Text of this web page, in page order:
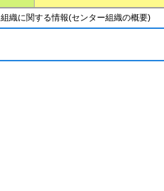
組織に関する情報(センター組織の概要)